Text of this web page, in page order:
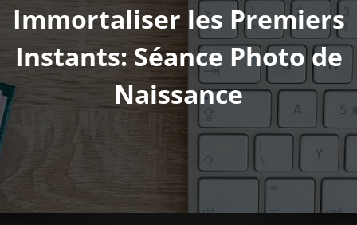
Immortaliser les Premiers
Instants: Séance Photo de
Naissance